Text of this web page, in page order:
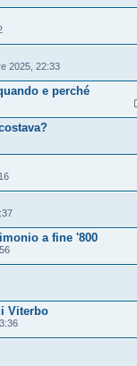
2025, 22:33
e perché
a fine '800
Viterbo